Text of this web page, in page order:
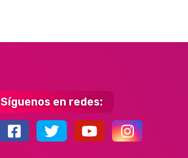
Síguenos en redes:
44k 9k 35k 352